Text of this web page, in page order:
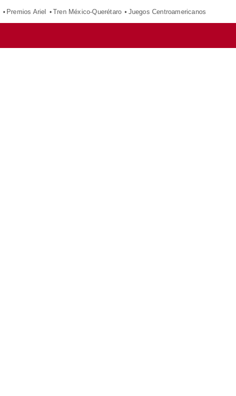
Premios Ariel Tren México-Querétaro Juegos Centroamericanos